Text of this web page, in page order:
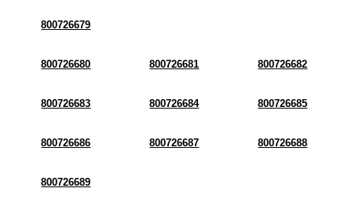
800726679
800726680 800726681 800726682
800726683 800726684 800726685
800726686 800726687 800726688
800726689